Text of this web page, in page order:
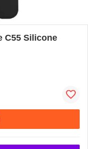
C55 Silicone